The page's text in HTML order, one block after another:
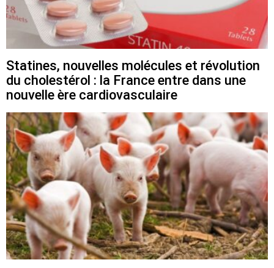
Statines, nouvelles molécules et révolution
du cholestérol : la France entre dans une
nouvelle ère cardiovasculaire